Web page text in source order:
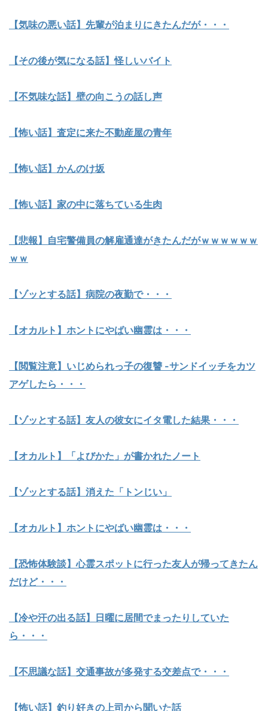
【気味の悪い話】先輩が泊まりにきたんだが・・・
【その後が気になる話】怪しいバイト
【不気味な話】壁の向こうの話し声
【怖い話】査定に来た不動産屋の青年
【怖い話】かんのけ坂
【怖い話】家の中に落ちている生肉
【悲報】自宅警備員の解雇通達がきたんだがｗｗｗｗｗｗ
ｗｗ
【ゾッとする話】病院の夜勤で・・・
【オカルト】ホントにやばい幽霊は・・・
【閲覧注意】いじめられっ子の復讐 -サンドイッチをカツ
アゲしたら・・・
【ゾッとする話】友人の彼女にイタ電した結果・・・
【オカルト】「よびかた」が書かれたノート
【ゾッとする話】消えた「トンじい」
【オカルト】ホントにやばい幽霊は・・・
【恐怖体験談】心霊スポットに行った友人が帰ってきたん
だけど・・・
【冷や汗の出る話】日曜に居間でまったりしていた
ら・・・
【不思議な話】交通事故が多発する交差点で・・・
【怖い話】釣り好きの上司から聞いた話